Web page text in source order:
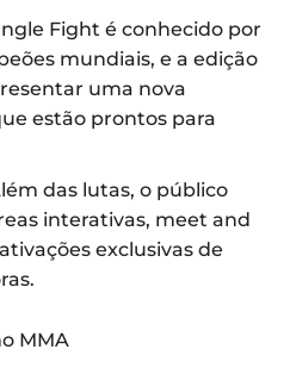
Fight é conhecido por
mundiais, e a edição
uma nova
estão prontos para
das lutas, o público
interativas, meet and
exclusivas de
MMA